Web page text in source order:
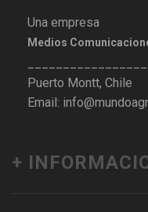
Una empresa
Medios
Puerto Montt, Chile
Email:
+